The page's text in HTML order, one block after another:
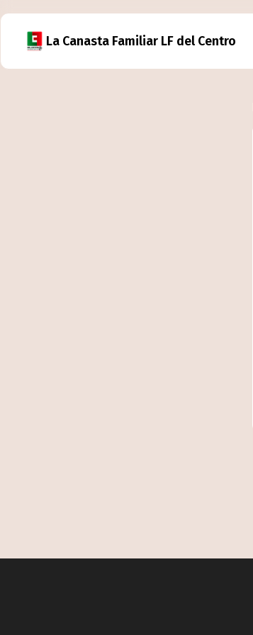
La Canasta Familiar LF del Centro